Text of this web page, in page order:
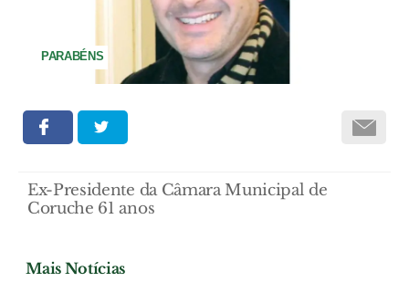
PARABÉNS
Ex-Presidente da Câmara Municipal de
Coruche 61 anos
Mais Notícias